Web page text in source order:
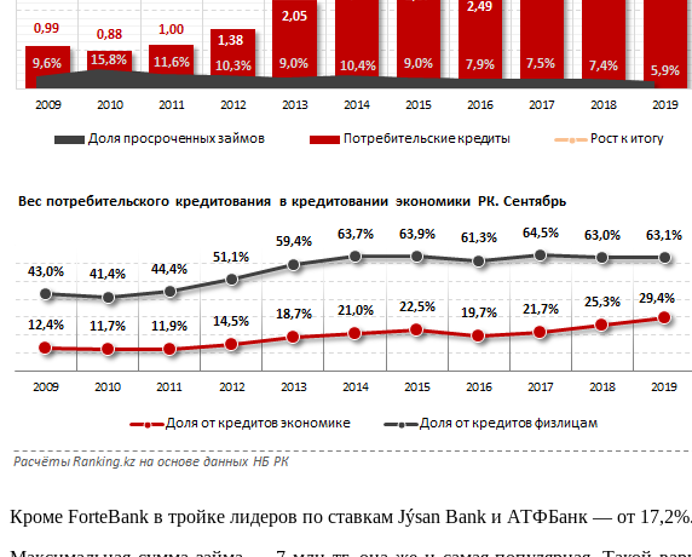
Кроме ForteBank в тройке лидеров по ставкам Jýsan Bank и АТФБанк — от 17,2%.